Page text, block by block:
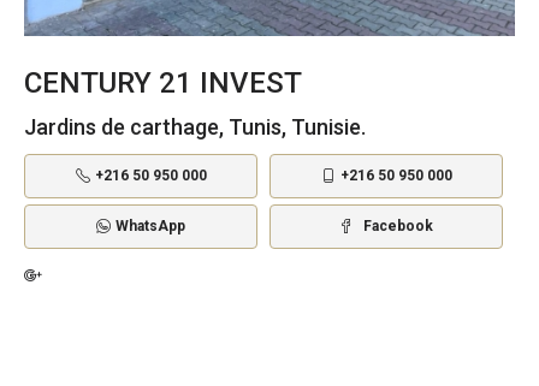
CENTURY 21 INVEST
Jardins de carthage, Tunis, Tunisie.
+216 50 950 000 +216 50 950 000
WhatsApp Facebook